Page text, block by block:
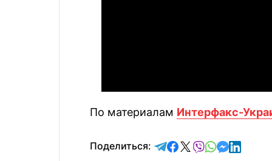
По материалам Интерфакс-
Поделиться: отправить в Telegram
поделиться в
поделиться в X
отправить в
отправить